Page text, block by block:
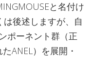
と名付け
後述しますが、自
ポーネント群（正
ANEL）を展開・